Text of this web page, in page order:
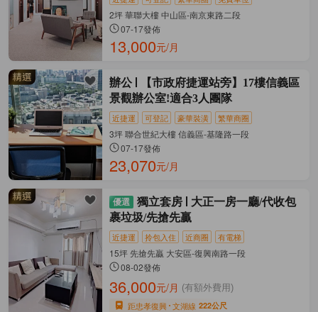
2坪 華聯大樓 中山區-南京東路二段
07-17發佈
13,000元/月
辦公
【市政府捷運站旁】17樓信義區
景觀辦公室!適合3人團隊
近捷運 可登記 豪華裝潢 繁華商圈
3坪 聯合世紀大樓 信義區-基隆路一段
07-17發佈
23,070元/月
獨立套房
大正一房一廳/代收包
裹垃圾/先搶先贏
近捷運 拎包入住 近商圈 有電梯
15坪 先搶先贏 大安區-復興南路一段
08-02發佈
36,000元/月 (有額外費用)
距忠孝復興 文湖線 222公尺